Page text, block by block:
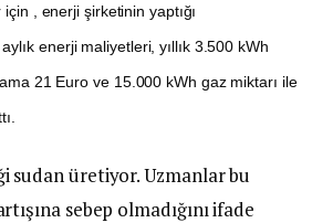
, enerji şirketinin yaptığı
enerji maliyetleri, yıllık 3.500 kWh
21 Euro ve 15.000 kWh gaz miktarı ile
sudan üretiyor. Uzmanlar bu
sebep olmadığını ifade